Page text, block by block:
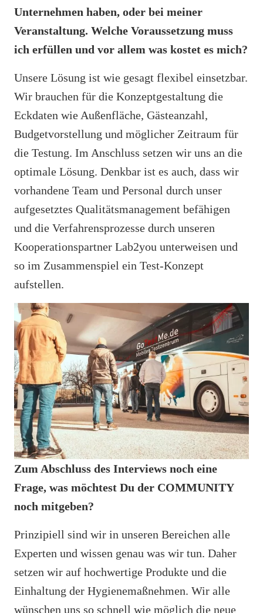
Unternehmen haben, oder bei meiner
Veranstaltung. Welche Voraussetzung muss
ich erfüllen und vor allem was kostet es mich?
Unsere Lösung ist wie gesagt flexibel einsetzbar.
Wir brauchen für die Konzeptgestaltung die
Eckdaten wie Außenfläche, Gästeanzahl,
Budgetvorstellung und möglicher Zeitraum für
die Testung. Im Anschluss setzen wir uns an die
optimale Lösung. Denkbar ist es auch, dass wir
vorhandene Team und Personal durch unser
aufgesetztes Qualitätsmanagement befähigen
und die Verfahrensprozesse durch unseren
Kooperationspartner Lab2you unterweisen und
so im Zusammenspiel ein Test-Konzept
aufstellen.
Zum Abschluss des Interviews noch eine
Frage, was möchtest Du der COMMUNITY
noch mitgeben?
Prinzipiell sind wir in unseren Bereichen alle
Experten und wissen genau was wir tun. Daher
setzen wir auf hochwertige Produkte und die
Einhaltung der Hygienemaßnehmen. Wir alle
wünschen uns so schnell wie möglich die neue